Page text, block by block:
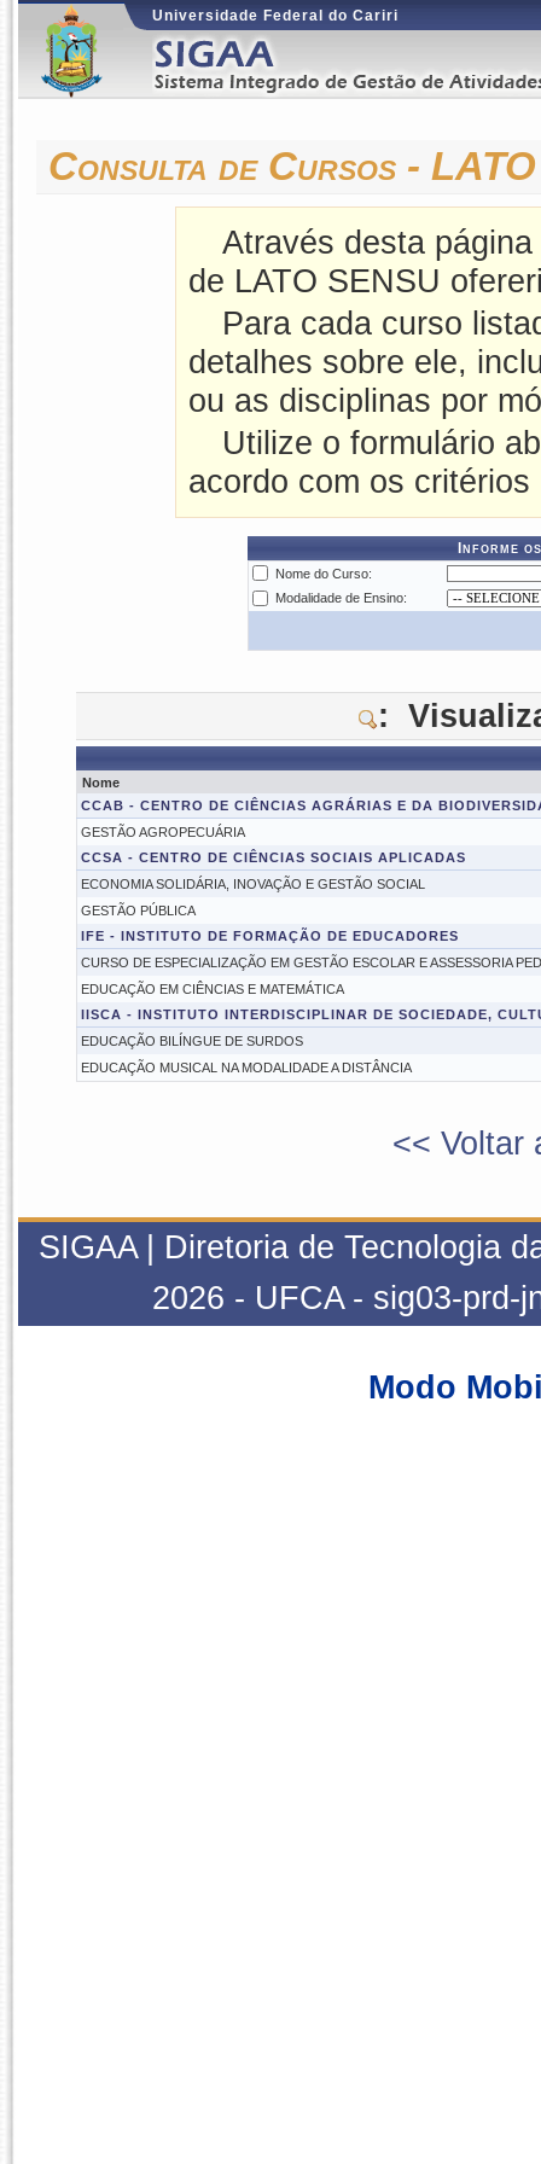
Universidade Federal do Cariri
Consulta de Cursos -
Através desta
de LATO SENSU
Para cada curso
detalhes sobre ele,
ou as disciplinas por
Utilize o formulário
acordo com os
Informe
Nome do Curso:
Modalidade de Ensino:
:
Nome
CCAB - CENTRO DE CIÊNCIAS AGRÁRIAS E DA
GESTÃO AGROPECUÁRIA
CCSA - CENTRO DE CIÊNCIAS SOCIAIS APLICADAS
ECONOMIA SOLIDÁRIA, INOVAÇÃO E GESTÃO SOCIAL
GESTÃO PÚBLICA
IFE - INSTITUTO DE FORMAÇÃO DE EDUCADORES
CURSO DE ESPECIALIZAÇÃO EM GESTÃO ESCOLAR E ASSESSORIA
EDUCAÇÃO EM CIÊNCIAS E MATEMÁTICA
IISCA - INSTITUTO INTERDISCIPLINAR DE SOCIEDADE,
EDUCAÇÃO BILÍNGUE DE SURDOS
EDUCAÇÃO MUSICAL NA MODALIDADE A DISTÂNCIA
<< Voltar
SIGAA | Diretoria de Tecnologia
2026 - UFCA - sig03-prd-
Modo